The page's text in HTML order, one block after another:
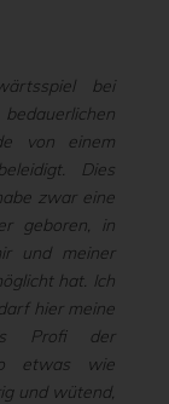
bei
von einem
Dies
zwar eine
geboren, in
und meiner
hat. Ich
hier meine
Profi der
etwas wie
und wütend,